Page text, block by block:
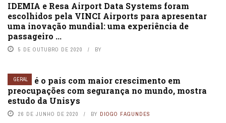
IDEMIA e Resa Airport Data Systems foram
escolhidos pela VINCI Airports para apresentar
uma inovação mundial: uma experiência de
passageiro ...
5 DE OUTUBRO DE 2020 BY
GERAL
Brasil é o país com maior crescimento em
preocupações com segurança no mundo, mostra
estudo da Unisys
26 DE JUNHO DE 2020 BY DIOGO FAGUNDES